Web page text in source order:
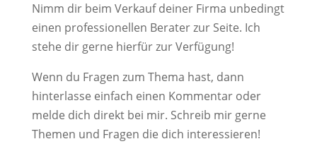
Nimm dir beim Verkauf deiner Firma unbedingt
einen professionellen Berater zur Seite. Ich
stehe dir gerne hierfür zur Verfügung!
Wenn du Fragen zum Thema hast, dann
hinterlasse einfach einen Kommentar oder
melde dich direkt bei mir. Schreib mir gerne
Themen und Fragen die dich interessieren!